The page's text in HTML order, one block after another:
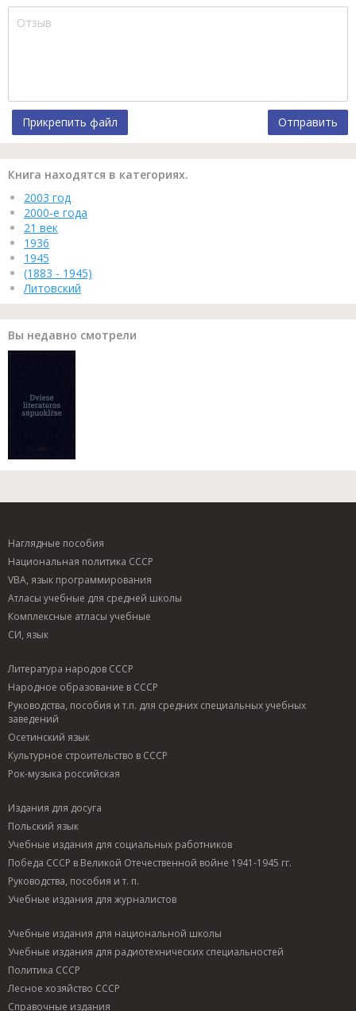
Прикрепить файл Отправить
Книга находятся в категориях.
2003 год
2000-е года
21 век
1936
1945
(1883 - 1945)
Литовский
Вы недавно смотрели
Наглядные пособия
Национальная политика СССР
VBA, язык программирования
Атласы учебные для средней школы
Комплексные атласы учебные
СИ, язык
Литература народов СССР
Народное образование в СССР
Руководства, пособия и т.п. для средних специальных учебных
заведений
Осетинский язык
Культурное строительство в СССР
Рок-музыка российская
Издания для досуга
Польский язык
Учебные издания для социальных работников
Победа СССР в Великой Отечественной войне 1941-1945 гг.
Руководства, пособия и т. п.
Учебные издания для журналистов
Учебные издания для национальной школы
Учебные издания для радиотехнических специальностей
Политика СССР
Лесное хозяйство СССР
Справочные издания